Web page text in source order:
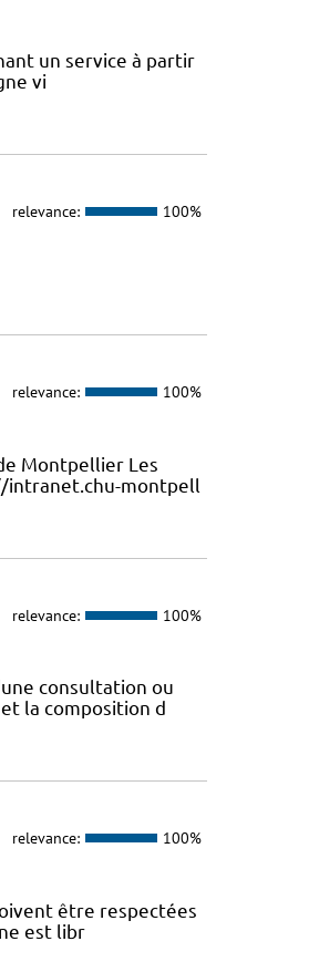
un service à partir
vi
relevance: 100%
relevance: 100%
Montpellier Les
intranet.chu-montpell
relevance: 100%
consultation ou
la composition d
relevance: 100%
être respectées
est libr